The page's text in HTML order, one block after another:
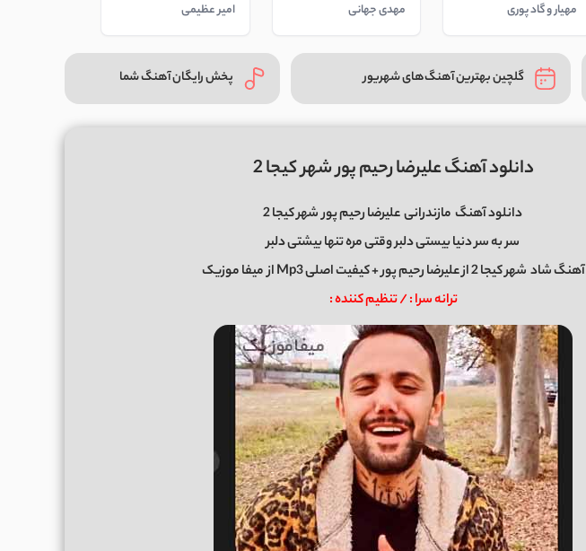
مهیار و گاد پوری مهدی جهانی امیر عظیمی
گلچین بهترین آهنگ‌های شهریور پخش رایگان آهنگ شما
دانلود آهنگ علیرضا رحیم پور شهر کیجا 2
دانلود آهنگ مازندرانیعلیرضا رحیم پورشهر کیجا 2
سر به سر دنیا بیستی دلبر وقتی مره تنها بیشتی دلبر
آهنگ شاد شهر کیجا 2 ازعلیرضا رحیم پور+ کیفیت اصلی Mp3 از
میفا موزیک
ترانه سرا : / تنظیم کننده :